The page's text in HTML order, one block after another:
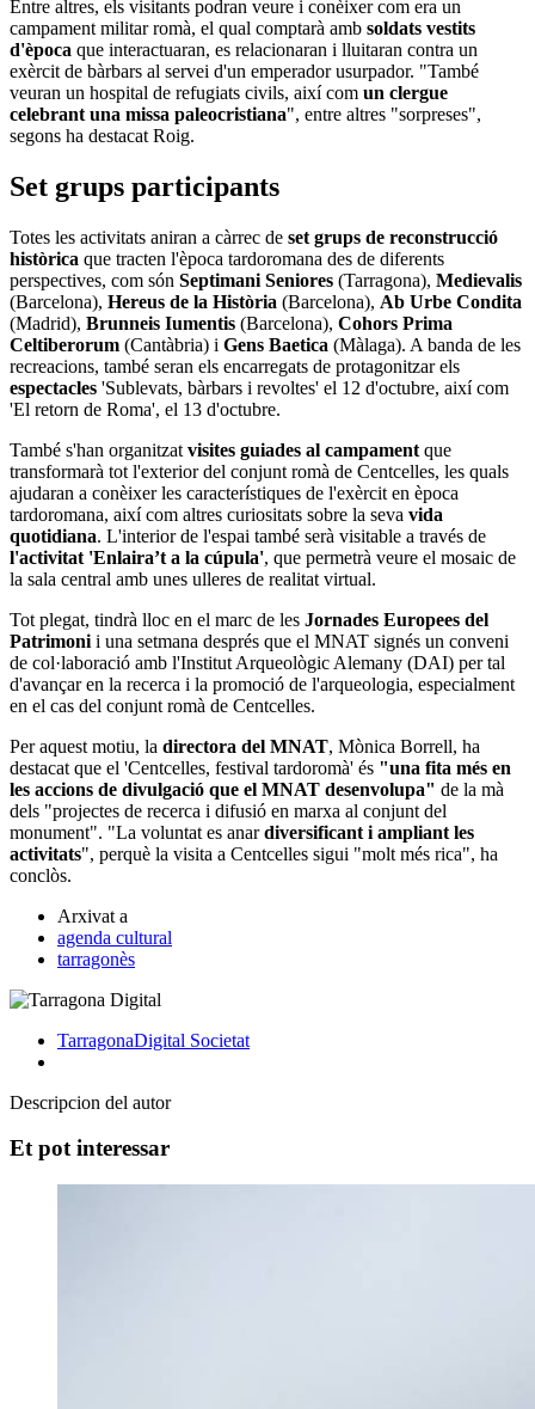
Entre altres, els visitants podran veure i conèixer com era un
campament militar romà, el qual comptarà amb soldats vestits
d'època que interactuaran, es relacionaran i lluitaran contra un
exèrcit de bàrbars al servei d'un emperador usurpador. "També
veuran un hospital de refugiats civils, així com un clergue
celebrant una missa paleocristiana", entre altres "sorpreses",
segons ha destacat Roig.
Set grups participants
Totes les activitats aniran a càrrec de set grups de reconstrucció
històrica que tracten l'època tardoromana des de diferents
perspectives, com són Septimani Seniores (Tarragona), Medievalis
(Barcelona), Hereus de la Història (Barcelona), Ab Urbe Condita
(Madrid), Brunneis Iumentis (Barcelona), Cohors Prima
Celtiberorum (Cantàbria) i Gens Baetica (Màlaga). A banda de les
recreacions, també seran els encarregats de protagonitzar els
espectacles 'Sublevats, bàrbars i revoltes' el 12 d'octubre, així com
'El retorn de Roma', el 13 d'octubre.
També s'han organitzat visites guiades al campament que
transformarà tot l'exterior del conjunt romà de Centcelles, les quals
ajudaran a conèixer les característiques de l'exèrcit en època
tardoromana, així com altres curiositats sobre la seva vida
quotidiana. L'interior de l'espai també serà visitable a través de
l'activitat 'Enlaira’t a la cúpula', que permetrà veure el mosaic de
la sala central amb unes ulleres de realitat virtual.
Tot plegat, tindrà lloc en el marc de les Jornades Europees del
Patrimoni i una setmana després que el MNAT signés un conveni
de col·laboració amb l'Institut Arqueològic Alemany (DAI) per tal
d'avançar en la recerca i la promoció de l'arqueologia, especialment
en el cas del conjunt romà de Centcelles.
Per aquest motiu, la directora del MNAT, Mònica Borrell, ha
destacat que el 'Centcelles, festival tardoromà' és "una fita més en
les accions de divulgació que el MNAT desenvolupa" de la mà
dels "projectes de recerca i difusió en marxa al conjunt del
monument". "La voluntat es anardiversificant i ampliant les
activitats", perquè la visita a Centcelles sigui "molt més rica", ha
conclòs.
Arxivat a
agenda cultural
tarragonès
TarragonaDigital Societat
Descripcion del autor
Et pot interessar